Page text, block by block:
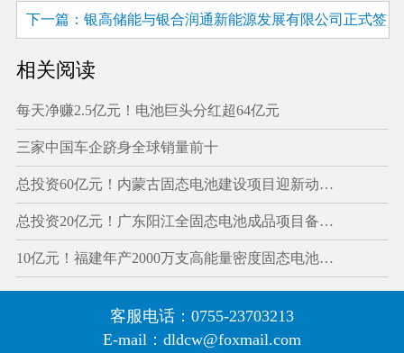
有限公司盛大开业 智造引擎赋能华中工业升级
下一篇：银高储能与银合润通新能源发展有限公司正式签
相关阅读
每天净赚2.5亿元！电池巨头分红超64亿元
三家中国车企跻身全球销量前十
总投资60亿元！内蒙古固态电池建设项目迎新动…
总投资20亿元！广东阳江全固态电池成品项目备…
10亿元！福建年产2000万支高能量密度固态电池…
客服电话：0755-23703213
E-mail：dldcw@foxmail.com